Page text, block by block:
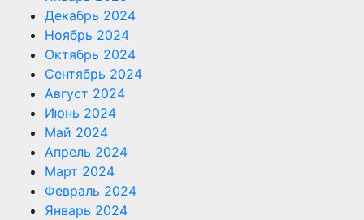
Декабрь 2024
Ноябрь 2024
Октябрь 2024
Сентябрь 2024
Август 2024
Июнь 2024
Май 2024
Апрель 2024
Март 2024
Февраль 2024
Январь 2024